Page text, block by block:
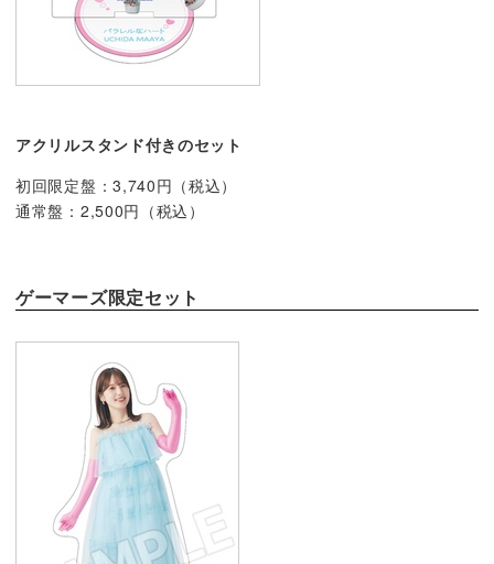
アクリルスタンド付きのセット
初回限定盤：3,740円（税込）
通常盤：2,500円（税込）
ゲーマーズ限定セット